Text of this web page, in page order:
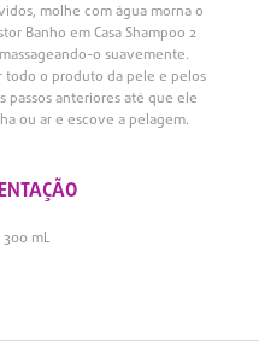
molhe com água morna o
Banho em Casa Shampoo 2
o suavemente.
todo o produto da pele e pelos
passos anteriores até que ele
ou ar e escove a pelagem.
300 mL